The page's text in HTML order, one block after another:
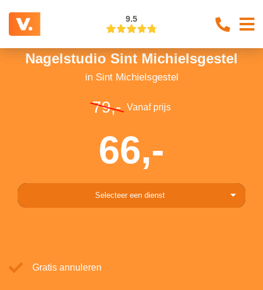
9.5
Nagelstudio Sint Michielsgestel
in Sint Michielsgestel
79,- Vanaf prijs
66,-
Selecteer een dienst
Gratis annuleren